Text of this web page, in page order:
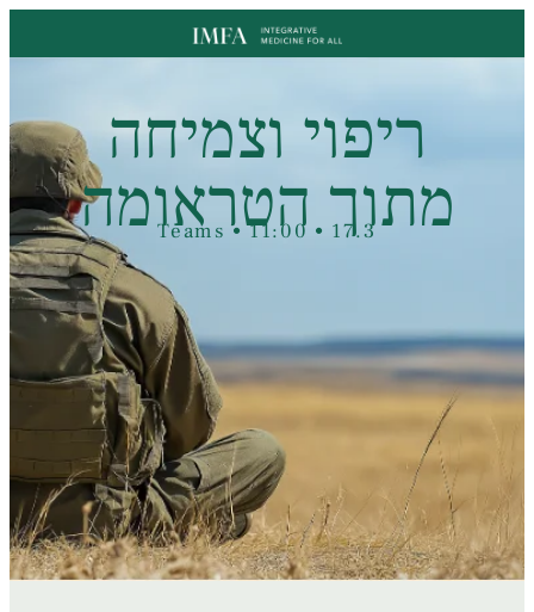
ריפוי וצמיחה
מתוך הטראומה
17.3 • 11:00 • Teams